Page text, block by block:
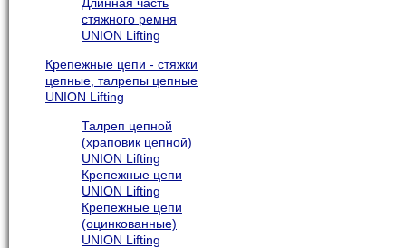
стяжного ремня
UNION Lifting
Крепежные цепи - стяжки
цепные, талрепы цепные
UNION Lifting
Талреп цепной
(храповик цепной)
UNION Lifting
Крепежные цепи
UNION Lifting
Крепежные цепи
(оцинкованные)
UNION Lifting